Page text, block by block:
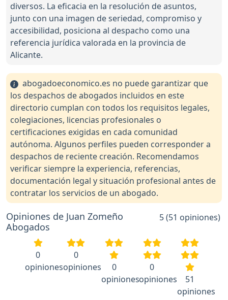
diversos. La eficacia en la resolución de asuntos,
junto con una imagen de seriedad, compromiso y
accesibilidad, posiciona al despacho como una
referencia jurídica valorada en la provincia de
Alicante.
abogadoeconomico.es no puede garantizar que
los despachos de abogados incluidos en este
directorio cumplan con todos los requisitos legales,
colegiaciones, licencias profesionales o
certificaciones exigidas en cada comunidad
autónoma. Algunos perfiles pueden corresponder a
despachos de reciente creación. Recomendamos
verificar siempre la experiencia, referencias,
documentación legal y situación profesional antes de
contratar los servicios de un abogado.
Opiniones de Juan Zomeño
Abogados
5 (51 opiniones)
0
opiniones
0
opiniones
0
opiniones
0
opiniones
51
opiniones